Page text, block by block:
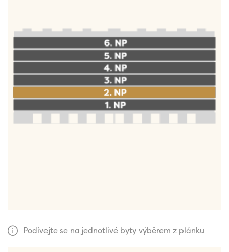
Podívejte se na jednotlivé byty výběrem z plánku